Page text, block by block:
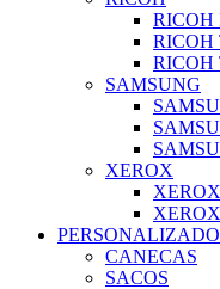
RICOH
RICOH
RICOH
SAMSUNG
XEROX
CANECAS
SACOS